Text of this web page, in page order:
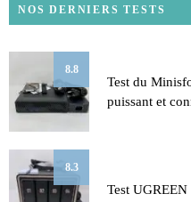
NOS DERNIERS TESTS
8.8
Test du
puissant et
8.3
Test